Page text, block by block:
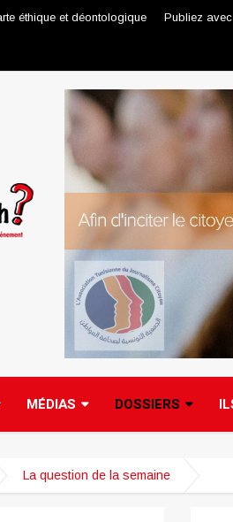
éthique et déontologique Publiez
MÉDIAS DOSSIERS
La question de la semaine